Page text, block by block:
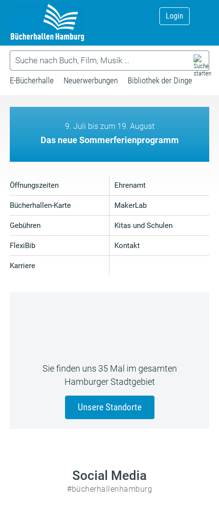
Login
E-Bücherhalle Neuerwerbungen Bibliothek der Dinge
9. Juli bis zum 19. August
Das neue Sommerferienprogramm
Öffnungszeiten
Bücherhallen-Karte
Gebühren
FlexiBib
Karriere
Ehrenamt
MakerLab
Kitas und Schulen
Kontakt
Sie finden uns 35 Mal im gesamten
Hamburger Stadtgebiet
Unsere Standorte
Social Media
#bücherhallenhamburg